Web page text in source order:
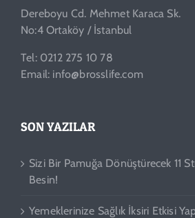
Dereboyu Cd. Mehmet Karaca Sk.
No:4 Ortaköy / İstanbul
Tel: 0212 275 10 78
Email: info@brosslife.com
SON YAZILAR
Sizi Bir Pamuğa Dönüştürecek 11
Besin!
Yemeklerinize Sağlık İksiri Etkisi